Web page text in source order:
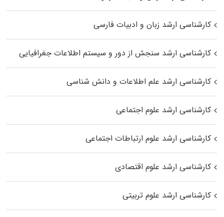
کارشناسی ارشد زبان و ادبیات فارسی
کارشناسی ارشد سنجش از دور و سیستم اطلاعات جغرافیایی
کارشناسی ارشد علم اطلاعات و دانش شناسی
کارشناسی ارشد علوم اجتماعی
کارشناسی ارشد علوم ارتباطات اجتماعی
کارشناسی ارشد علوم اقتصادی
کارشناسی ارشد علوم تربیتی